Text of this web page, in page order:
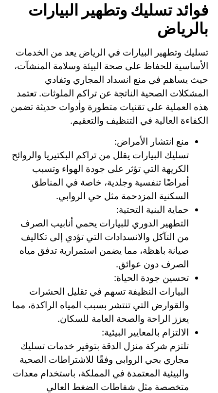
فوائد تسليك وتطهير البيارات
بالرياض
تسليك وتطهير البيارات في الرياض يعد من الخدمات
الأساسية للحفاظ على صحة البيئة وسلامة المنشآت،
حيث يساهم في منع انسداد المجاري وتفادي
المشكلات الصحية الناتجة عن تراكم الملوثات. تعتمد
هذه العملية على تقنيات متطورة وأدوات حديثة تضمن
الكفاءة العالية في التنظيف والتعقيم.
منع انتشار الأمراض:
تسليك البيارات يقلل من تراكم البكتيريا والروائح
الكريهة التي تؤثر على جودة الهواء وتسبب
أمراضًا تنفسية وجلدية، خاصة في المناطق
السكنية المزدحمة مثل حي الروابي.
حماية البنية التحتية:
التطهير الدوري للبيارات يحمي أنابيب الصرف
من التآكل والانسدادات التي تؤدي إلى تكاليف
صيانة باهظة، مما يضمن استمرارية تدفق مياه
الصرف دون عوائق.
تحسين جودة الحياة:
البيارات النظيفة تسهم في تقليل الحشرات
والقوارض التي تنتشر بسبب المياه الراكدة، مما
يعزز الراحة والصحة العامة للسكان.
الالتزام بالمعايير البيئية:
تلتزم شركة منزل الدقة بتوفير خدمات تسليك
مجاري بحي الروابي وفقًا للاشتراطات الصحية
والبيئية المعتمدة في المملكة، باستخدام معدات
متخصصة مثل شفاطات الضغط العالي